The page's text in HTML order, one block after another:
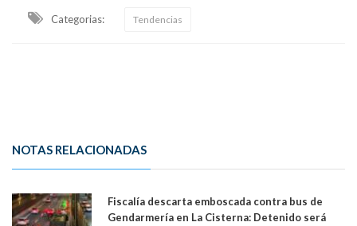
Categorias: Tendencias
NOTAS RELACIONADAS
Fiscalía descarta emboscada contra bus de
Gendarmería en La Cisterna: Detenido será